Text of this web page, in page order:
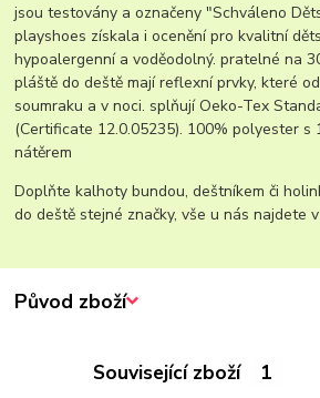
jsou testovány a označeny "Schváleno
playshoes získala i ocenění pro kvalitní
hypoalergenní a voděodolný. pratelné na
pláště do deště mají reflexní prvky, které
soumraku a v noci. splňují Oeko-Tex
(Certificate 12.0.05235). 100% polyester s
nátěrem
Doplňte kalhoty bundou, deštníkem či
do deště stejné značky, vše u nás najdete
Původ zboží
Související zboží 1